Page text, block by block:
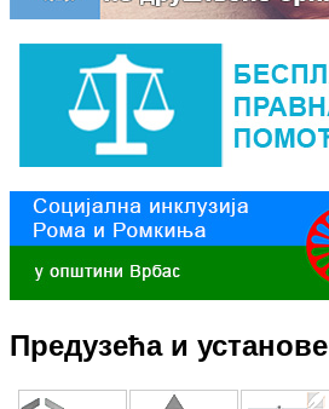
Предузећа и установе